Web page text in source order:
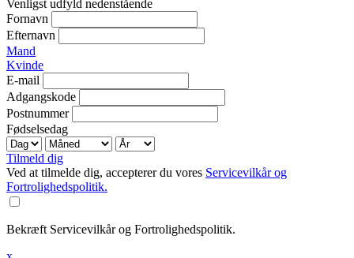
Venligst udfyld nedenstående
Fornavn
Efternavn
Mand
Kvinde
E-mail
Adgangskode
Postnummer
Fødselsedag
Tilmeld dig
Ved at tilmelde dig, accepterer du vores Servicevilkår og
Fortrolighedspolitik.
Bekræft Servicevilkår og Fortrolighedspolitik.